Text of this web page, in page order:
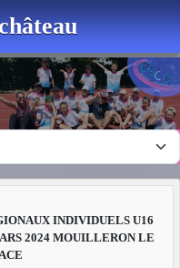
INDIVIDUELS U16
2024 MOUILLERON LE